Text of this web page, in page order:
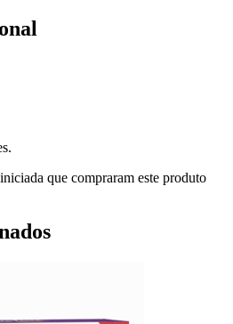
que compraram este produto